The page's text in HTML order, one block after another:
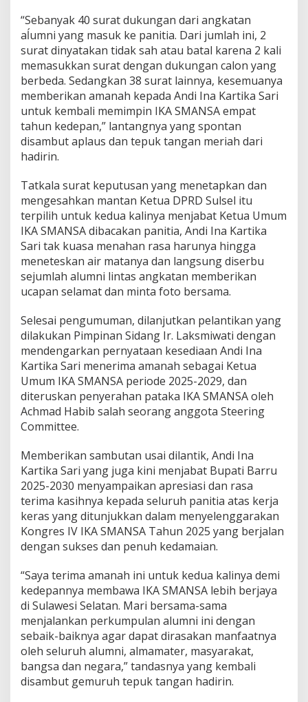
t
i
k
a
S
a
r
i
K
e
m
i
P
m
p
i
n
I
K
M
A
N
S
P
e
r
d
e
2
0
2
5
-
2
0
9
“Sebanyak 40 surat dukungan dari angkatan
aĺumni yang masuk ke panitia. Dari jumlah ini, 2
surat dinyatakan tidak sah atau batal karena 2 kali
memasukkan surat dengan dukungan calon yang
berbeda. Sedangkan 38 surat lainnya, kesemuanya
memberikan amanah kepada Andi Ina Kartika Sari
untuk kembali memimpin IKA SMANSA empat
tahun kedepan,” lantangnya yang spontan
disambut aplaus dan tepuk tangan meriah dari
hadirin.
Tatkala surat keputusan yang menetapkan dan
mengesahkan mantan Ketua DPRD Sulsel itu
terpilih untuk kedua kalinya menjabat Ketua Umum
IKA SMANSA dibacakan panitia, Andi Ina Kartika
Sari tak kuasa menahan rasa harunya hingga
meneteskan air matanya dan langsung diserbu
sejumlah alumni lintas angkatan memberikan
ucapan selamat dan minta foto bersama.
Selesai pengumuman, dilanjutkan pelantikan yang
dilakukan Pimpinan Sidang Ir. Laksmiwati dengan
mendengarkan pernyataan kesediaan Andi Ina
Kartika Sari menerima amanah sebagai Ketua
Umum IKA SMANSA periode 2025-2029, dan
diteruskan penyerahan pataka IKA SMANSA oleh
Achmad Habib salah seorang anggota Steering
Committee.
Memberikan sambutan usai dilantik, Andi Ina
Kartika Sari yang juga kini menjabat Bupati Barru
2025-2030 menyampaikan apresiasi dan rasa
terima kasihnya kepada seluruh panitia atas kerja
keras yang ditunjukkan dalam menyelenggarakan
Kongres IV IKA SMANSA Tahun 2025 yang berjalan
dengan sukses dan penuh kedamaian.
“Saya terima amanah ini untuk kedua kalinya demi
kedepannya membawa IKA SMANSA lebih berjaya
di Sulawesi Selatan. Mari bersama-sama
menjalankan perkumpulan alumni ini dengan
sebaik-baiknya agar dapat dirasakan manfaatnya
oleh seluruh alumni, almamater, masyarakat,
bangsa dan negara,” tandasnya yang kembali
disambut gemuruh tepuk tangan hadirin.